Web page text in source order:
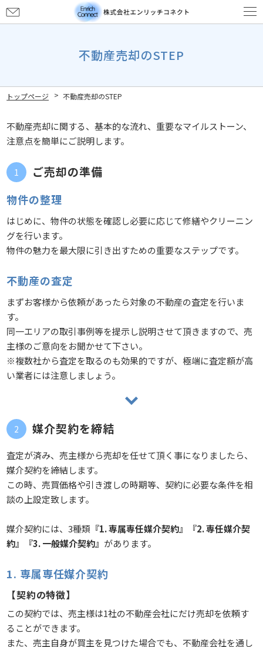
問
不動産売却のSTEP
トップページ 不動産売却のSTEP
不動産売却に関する、基本的な流れ、重要なマイルストーン、
注意点を簡単にご説明します。
ご売却の準備
物件の整理
はじめに、物件の状態を確認し必要に応じて修繕やクリーニン
グを行います。
物件の魅力を最大限に引き出すための重要なステップです。
不動産の査定
まずお客様から依頼があったら対象の不動産の査定を行いま
す。
同一エリアの取引事例等を提示し説明させて頂きますので、売
主様のご意向をお聞かせて下さい。
※複数社から査定を取るのも効果的ですが、極端に査定額が高
い業者には注意しましょう。
媒介契約を締結
査定が済み、売主様から売却を任せて頂く事になりましたら、
媒介契約を締結します。
この時、売買価格や引き渡しの時期等、契約に必要な条件を相
談の上設定致します。
媒介契約には、3種類 『1. 専属専任媒介契約』『2. 専任媒介契
約』『3. 一般媒介契約』 があります。
1. 専属専任媒介契約
【契約の特徴】
この契約では、売主様は1社の不動産会社にだけ売却を依頼す
ることができます。
また、売主自身が買主を見つけた場合でも、不動産会社を通し